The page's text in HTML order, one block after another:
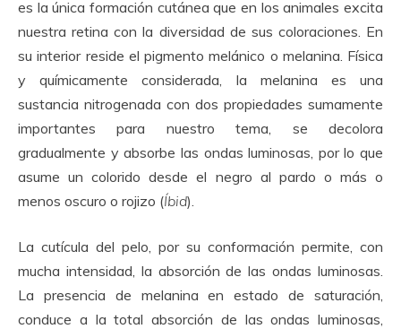
es la única formación cutánea que en los animales excita
nuestra retina con la diversidad de sus coloraciones. En
su interior reside el pigmento melánico o melanina. Física
y químicamente considerada, la melanina es una
sustancia nitrogenada con dos propiedades sumamente
importantes para nuestro tema, se decolora
gradualmente y absorbe las ondas luminosas, por lo que
asume un colorido desde el negro al pardo o más o
menos oscuro o rojizo (Íbid).
La cutícula del pelo, por su conformación permite, con
mucha intensidad, la absorción de las ondas luminosas.
La presencia de melanina en estado de saturación,
conduce a la total absorción de las ondas luminosas,